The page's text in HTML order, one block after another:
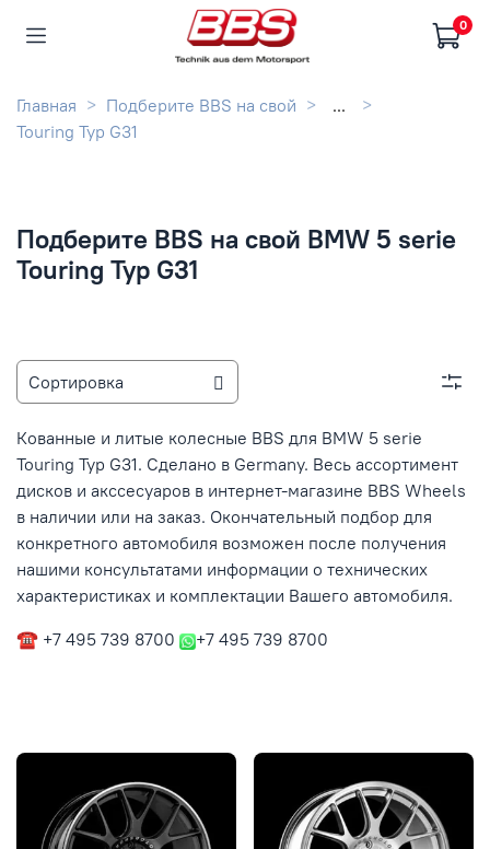
0
Главная Подберите BBS на свой
...
Touring Typ G31
Подберите BBS на свой BMW 5 serie
Touring Typ G31
Кованные и литые колесные BBS для BMW 5 serie
Touring Typ G31. Сделано в Germany. Весь ассортимент
дисков и акссесуаров в интернет-магазине BBS Wheels
в наличии или на заказ. Окончательный подбор для
конкретного автомобиля возможен после получения
нашими консультатами информации о технических
характеристиках и комплектации Вашего автомобиля.
☎ +7 495 739 8700
+7 495 739 8700